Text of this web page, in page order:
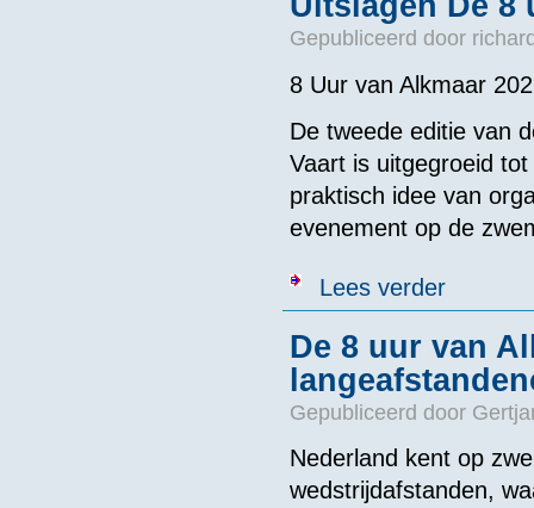
Gepubliceerd door
8 Uur van Alkmaar
De tweede editie van
Vaart is uitgegroeid
praktisch idee van
evenement op de
Lees verderover
De 8 uur van
Gepubliceerd door
Nederland kent op
wedstrijdafstanden,